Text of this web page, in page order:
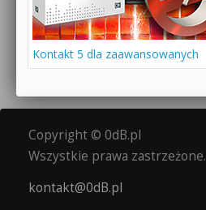
Kontakt 5 dla zaawansowanych
Copyright © 0dB.pl
Wszystkie prawa zastrzeżone.
kontakt@0dB.pl